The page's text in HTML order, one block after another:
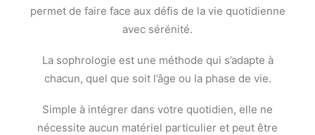
permet de faire face aux défis de la vie quotidienne
avec sérénité.
La sophrologie est une méthode qui s’adapte à
chacun, quel que soit l’âge ou la phase de vie.
Simple à intégrer dans votre quotidien, elle ne
nécessite aucun matériel particulier et peut être